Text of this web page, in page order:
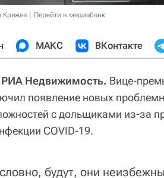
Кряжев Перейти в медиабанк
МАКС ВКонтакте
Недвижимость. Вице-
появление новых
с дольщиками из-за
COVID-19.
будут, они